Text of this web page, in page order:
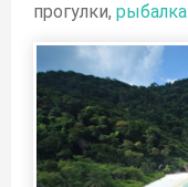
прогулки, рыбалка